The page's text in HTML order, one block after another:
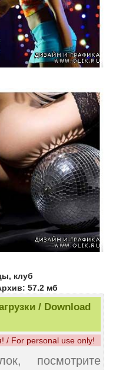
клуб
57.2 мб
/ Download
/ For personal use only!
посмотрите